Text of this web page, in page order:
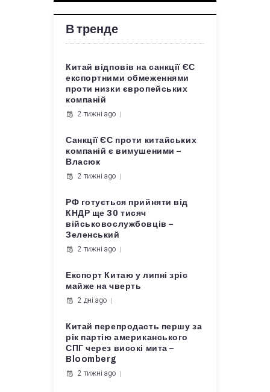
В тренде
Китай відповів на санкції ЄС
експортними обмеженнями
проти низки європейських
компаній
2 тижні ago
Санкції ЄС проти китайських
компаній є вимушеними –
Власюк
2 тижні ago
РФ готується прийняти від
КНДР ще 30 тисяч
військовослужбовців –
Зеленський
2 тижні ago
Експорт Китаю у липні зріс
майже на чверть
2 дні ago
Китай перепродасть першу за
рік партію американського
СПГ через високі мита –
Bloomberg
2 тижні ago